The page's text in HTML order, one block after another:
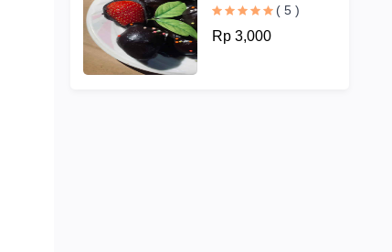
( 5 )
Rp 3,000